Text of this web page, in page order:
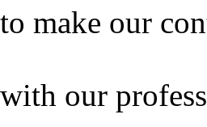
to make our
with our